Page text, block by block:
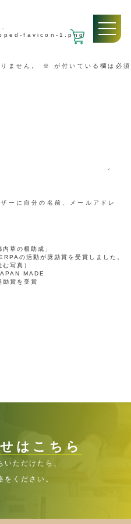
favicon-1.png
ません。 ※
が付いている欄は必須
ーに自分の名前、メールアドレ
草の根助成」
の活動が奨励賞を受賞しました。
写真）
MADE
励賞を受賞
はこちら
いただけたら、
をください。